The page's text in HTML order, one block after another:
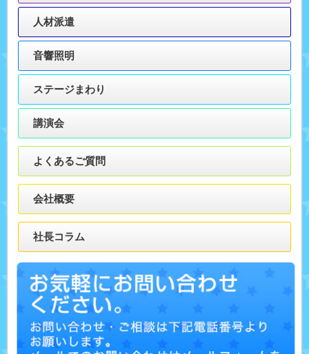
人材派遣
音響照明
ステージまわり
講演会
よくあるご質問
会社概要
社長コラム